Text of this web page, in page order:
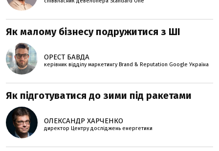
Як малому бізнесу подружитися з ШІ
ОРЕСТ БАВДА
керівник відділу маркетингу Brand & Reputation Google Україна
Як підготуватися до зими під ракетами
ОЛЕКСАНДР ХАРЧЕНКО
директор Центру досліджень енергетики